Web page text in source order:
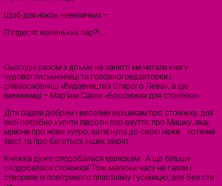
Щоб для ніжок невеличких –
П’ятдесят маленьких пар?!…
Сьогодні разом з дітьми на занятті ми читали книгу
чудової письменниці та головної редакторки і
співзасновниці «Видавництва Старого Лева», а ще
іменинниці – Мар’яни Савки «Босоніжки для стоніжки».
Діти раділи добрим і веселим віршикам про стоніжку, для
якої потрібно купити півсотні пар взуття; про Мишку, яка,
мріючи про нове хутро, затягнула до своєї нірки… котячий
хвіст та про багатьох інших звірят.
Книжка дуже сподобалася малюкам. А ще більше
сподобалася стоніжка! Тож малюки часу не гаяли і
створили із повітряного пластиліну гусеницю, але без ста